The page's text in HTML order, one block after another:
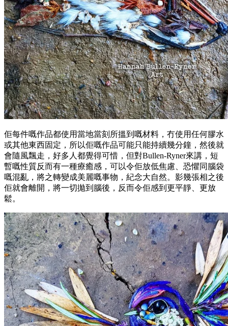
佢每件嘅作品都使用當地當刻所搵到嘅材料，冇使用任何膠水
或其他東西固定，所以佢嘅作品可能只能持續幾分鐘，然後就
會隨風飄走，好多人都覺得可惜，但對Bullen-Ryner來講，短
暫嘅性質反而有一種療癒感，可以令佢放低焦慮、恐懼同腦袋
嘅混亂，將之轉變成美麗嘅事物，紀念大自然。影幾張相之後
佢就會離開，將一切拋到腦後，反而令佢感到更平靜、更放
鬆。